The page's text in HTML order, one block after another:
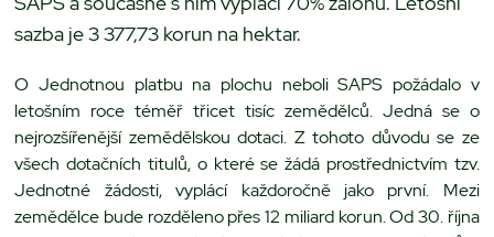
sazba je 3 377,73 korun na hektar.
O Jednotnou platbu na plochu neboli SAPS požádalo v
letošním roce téměř třicet tisíc zemědělců. Jedná se o
nejrozšířenější zemědělskou dotaci. Z tohoto důvodu se ze
všech dotačních titulů, o které se žádá prostřednictvím tzv.
Jednotné žádosti, vyplácí každoročně jako první. Mezi
zemědělce bude rozděleno přes 12 miliard korun. Od 30. října